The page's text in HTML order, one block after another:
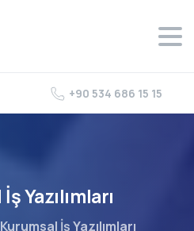
+90 534 686 15 15
İşYazılımları
Kurumsal İş Yazılımları